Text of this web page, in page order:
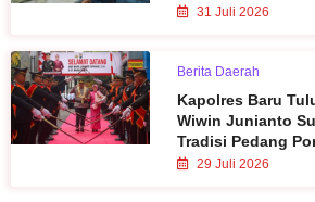
31 Juli 2026
Berita Daerah
Kapolres Baru
Wiwin Junianto
Tradisi Pedang
29 Juli 2026